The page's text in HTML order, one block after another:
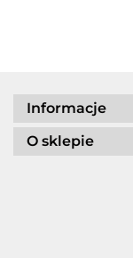
Informacje
O sklepie